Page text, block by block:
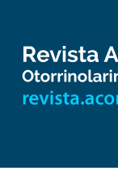
principal
Barra
lateral